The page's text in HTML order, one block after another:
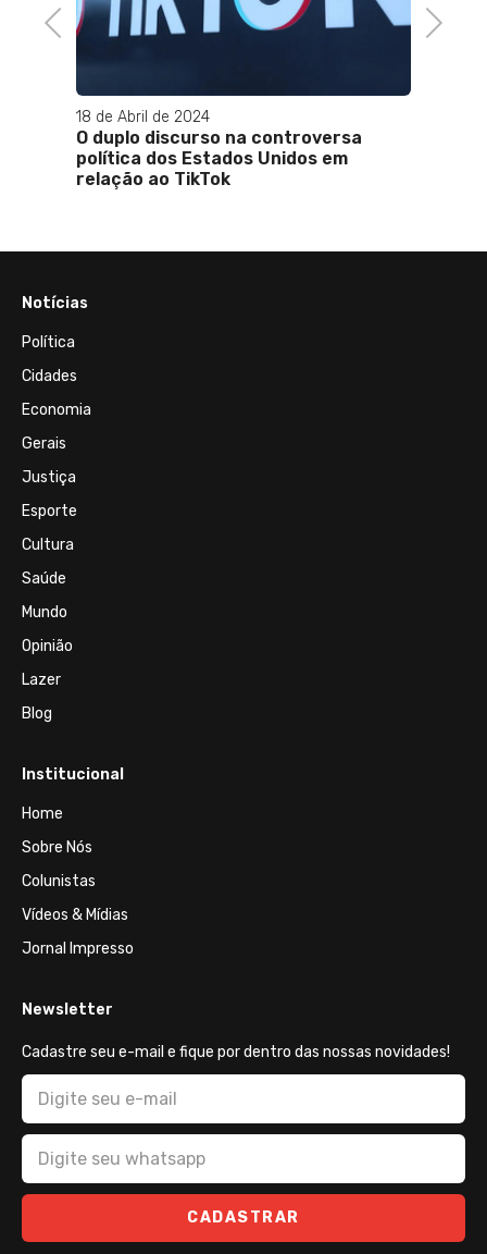
Previous
18 de Abril de 2024
O duplo discurso na controversa
política dos Estados Unidos em
relação ao TikTok
Next
Notícias
Política
Cidades
Economia
Gerais
Justiça
Esporte
Cultura
Saúde
Mundo
Opinião
Lazer
Blog
Institucional
Home
Sobre Nós
Colunistas
Vídeos & Mídias
Jornal Impresso
Newsletter
Cadastre seu e-mail e fique por dentro das nossas novidades!
CADASTRAR